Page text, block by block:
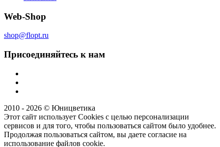
Web-Shop
shop@flopt.ru
Присоединяйтесь к нам
2010 - 2026 © Юницветика
Этот сайт использует Cookies с целью персонализации
сервисов и для того, чтобы пользоваться сайтом было удобнее.
Продолжая пользоваться сайтом, вы даете согласие на
использование файлов cookie.